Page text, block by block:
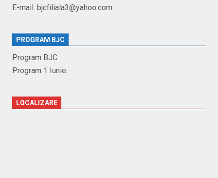
E-mail: bjcfiliala3@yahoo.com
PROGRAM BJC
Program BJC
Program 1 Iunie
LOCALIZARE